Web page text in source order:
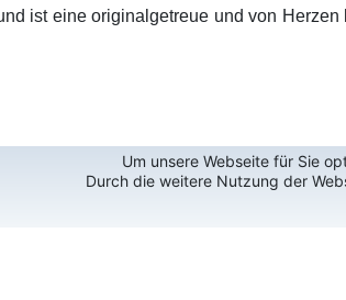
ist eine originalgetreue und von
Um unsere Webseite für Sie
Durch die weitere Nutzung der